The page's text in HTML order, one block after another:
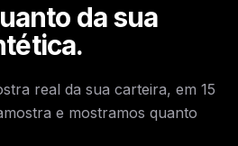
da sua
real da sua carteira, em 15
e mostramos quanto